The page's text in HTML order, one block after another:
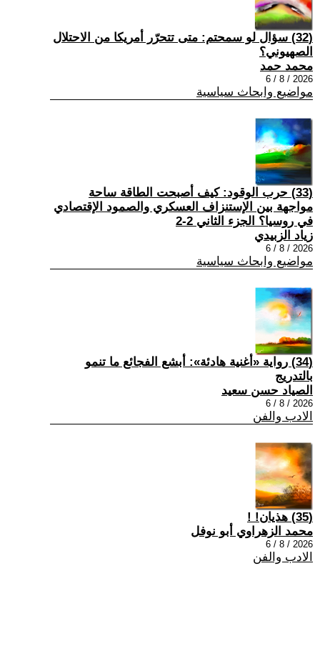
(32) سؤال لو سمحتم: متى تتحرّر أمريكا من الاحتلال
الصهيوني؟
محمد حمد
2026 / 8 / 6
مواضيع وابحاث سياسية
(33) حرب الوقود: كيف أصبحت الطاقة ساحة
مواجهة بين الإستنزاف العسكري والصمود الإقتصادي
في روسيا؟ الجزء الثاني 2-2
زياد الزبيدي
2026 / 8 / 6
مواضيع وابحاث سياسية
(34) رواية «أغنية هادئة»: أبشع الفجائع ما تنمو
بالتدريج
الصياد حسن سعيد
2026 / 8 / 6
الادب والفن
(35) هذيان! !
محمد الزهراوي أبو نوفل
2026 / 8 / 6
الادب والفن